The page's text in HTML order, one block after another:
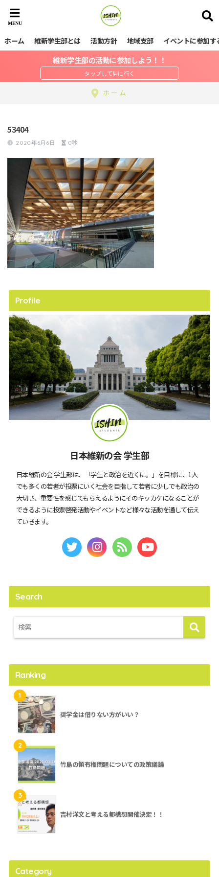
ホーム 維新学生部とは 活動方針 地域支部 イベントに参加す
維新学生部の活動に参加しよう！！
ホーム
53404
2020年6月6日 0秒
Profile
日本維新の会 学生部
日本維新の会 学生部は、「学生と政治を近くに。」を目標に、1人
でも多くの若者が投票にいく社会を目指して若者に少しでも政治の
大切さ、重要性を感じてもらえるようにそのキッカケになることが
できるように投票啓発活動やイベントなど様々な活動を通して伝え
ていきます。
Search
Ranking
1
奨学金は借りない方がいい？
2
竹島の領有権問題についての政策議論
3
吉村洋文と考える都構想開催決定！！
Category